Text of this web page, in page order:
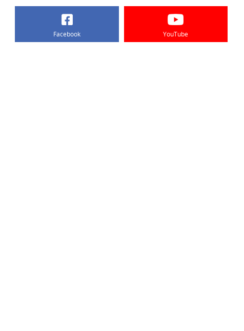
Facebook YouTube